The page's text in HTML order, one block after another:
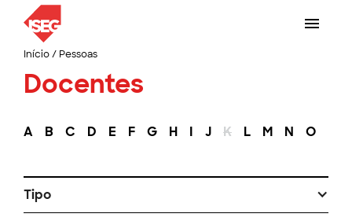
Início/ Pessoas
Docentes
A B C D E F G H I J K L M N O
Tipo